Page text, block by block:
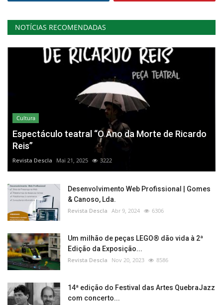
NOTÍCIAS RECOMENDADAS
Cultura
Espectáculo teatral “O Ano da Morte de Ricardo
Reis”
Revista Descla Mai 21, 2025 3222
Desenvolvimento Web Profissional | Gomes
& Canoso, Lda.
Revista Descla Abr 9, 2024 6306
Um milhão de peças LEGO® dão vida à 2ª
Edição da Exposição...
Revista Descla Nov 20, 2023 8586
14ª edição do Festival das Artes QuebraJazz
com concerto...